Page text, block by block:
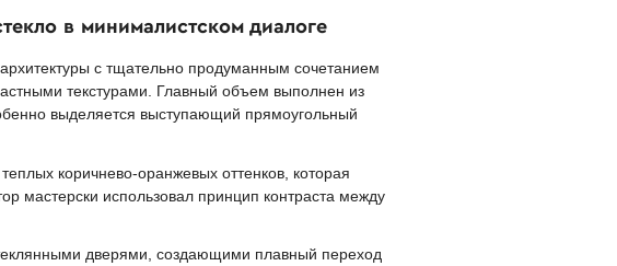
в минималистском диалоге
с тщательно продуманным сочетанием
текстурами. Главный объем выполнен из
выделяется выступающий прямоугольный
коричнево-оранжевых оттенков, которая
мастерски использовал принцип контраста между
дверями, создающими плавный переход